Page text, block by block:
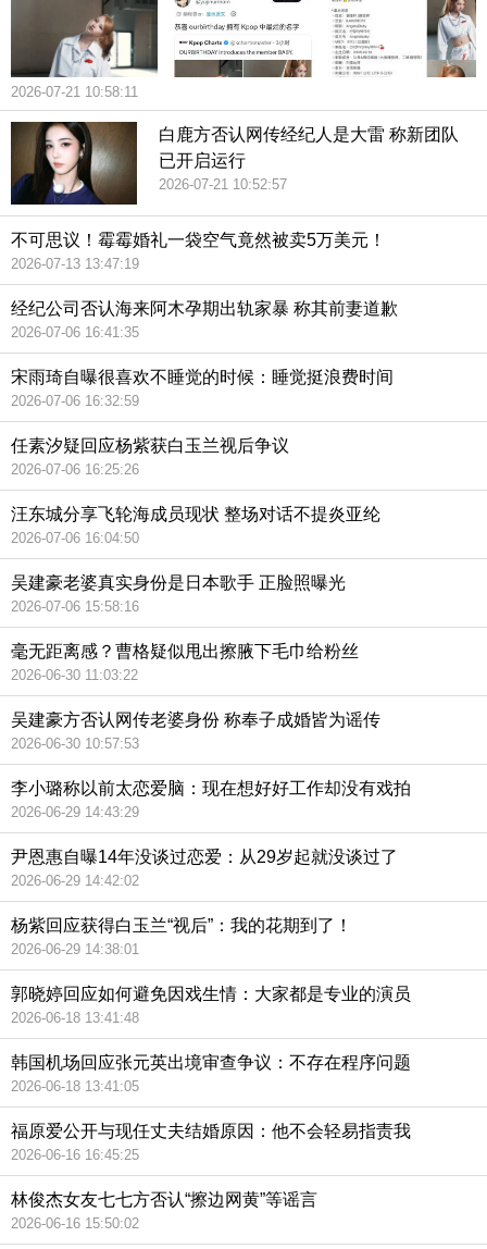
2026-07-21 10:58:11
白鹿方否认网传经纪人是大雷 称新团队
已开启运行
2026-07-21 10:52:57
不可思议！霉霉婚礼一袋空气竟然被卖5万美元！
2026-07-13 13:47:19
经纪公司否认海来阿木孕期出轨家暴 称其前妻道歉
2026-07-06 16:41:35
宋雨琦自曝很喜欢不睡觉的时候：睡觉挺浪费时间
2026-07-06 16:32:59
任素汐疑回应杨紫获白玉兰视后争议
2026-07-06 16:25:26
汪东城分享飞轮海成员现状 整场对话不提炎亚纶
2026-07-06 16:04:50
吴建豪老婆真实身份是日本歌手 正脸照曝光
2026-07-06 15:58:16
毫无距离感？曹格疑似甩出擦腋下毛巾给粉丝
2026-06-30 11:03:22
吴建豪方否认网传老婆身份 称奉子成婚皆为谣传
2026-06-30 10:57:53
李小璐称以前太恋爱脑：现在想好好工作却没有戏拍
2026-06-29 14:43:29
尹恩惠自曝14年没谈过恋爱：从29岁起就没谈过了
2026-06-29 14:42:02
杨紫回应获得白玉兰“视后”：我的花期到了！
2026-06-29 14:38:01
郭晓婷回应如何避免因戏生情：大家都是专业的演员
2026-06-18 13:41:48
韩国机场回应张元英出境审查争议：不存在程序问题
2026-06-18 13:41:05
福原爱公开与现任丈夫结婚原因：他不会轻易指责我
2026-06-16 16:45:25
林俊杰女友七七方否认“擦边网黄”等谣言
2026-06-16 15:50:02